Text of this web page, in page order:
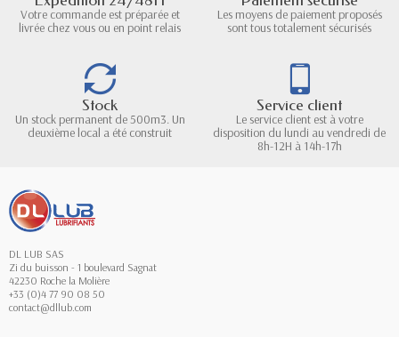
Votre commande est préparée et
livrée chez vous ou en point relais
Les moyens de paiement proposés
sont tous totalement sécurisés
Stock
Un stock permanent de 500m3. Un
deuxième local a été construit
Service client
Le service client est à votre
disposition du lundi au vendredi de
8h-12H à 14h-17h
DL LUB SAS
Zi du buisson - 1 boulevard Sagnat
42230 Roche la Molière
+33 (0)4 77 90 08 50
contact@dllub.com